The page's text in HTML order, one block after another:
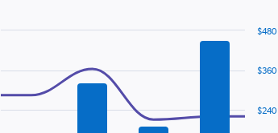
$240
$360
$480